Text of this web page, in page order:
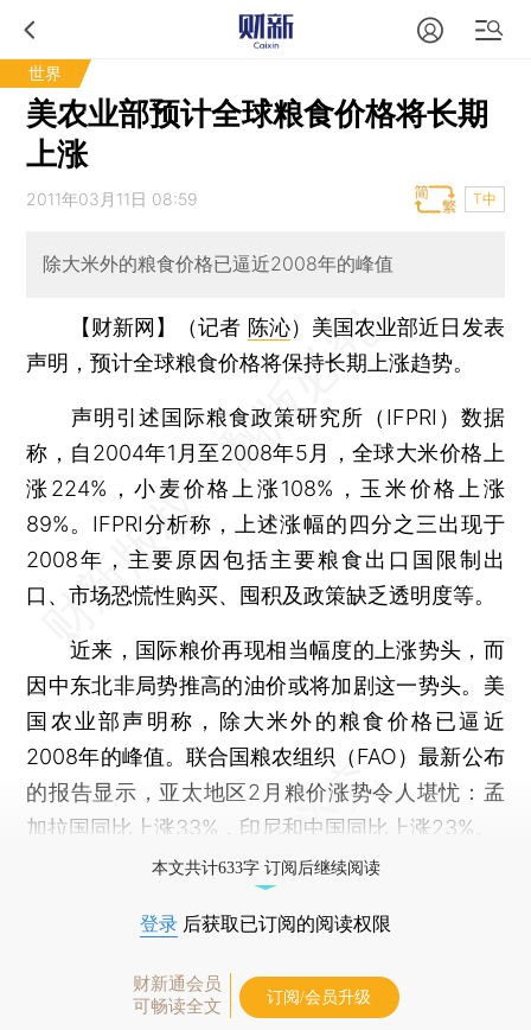
世界
美农业部预计全球粮食价格将长期
上涨
2011年03月11日 08:59 T中
除大米外的粮食价格已逼近2008年的峰值
【财新网】（记者 陈沁） 美国农业部近日发表
声明，预计全球粮食价格将保持长期上涨趋势。
声明引述国际粮食政策研究所（IFPRI）数据
称，自2004年1月至2008年5月，全球大米价格上
涨224%，小麦价格上涨108%，玉米价格上涨
89%。IFPRI分析称，上述涨幅的四分之三出现于
2008年，主要原因包括主要粮食出口国限制出
口、市场恐慌性购买、囤积及政策缺乏透明度等。
近来，国际粮价再现相当幅度的上涨势头，而
因中东北非局势推高的油价或将加剧这一势头。美
国农业部声明称，除大米外的粮食价格已逼近
2008年的峰值。联合国粮农组织（FAO）最新公布
的报告显示，亚太地区2月粮价涨势令人堪忧：孟
加拉国同比上涨33%，印尼和中国同比上涨23%。
本文共计633字 订阅后继续阅读
登录 后获取已订阅的阅读权限
财新通会员
可畅读全文
订阅/会员升级